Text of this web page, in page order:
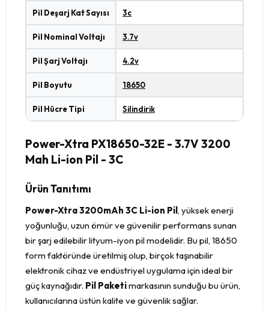
Pil Deşarj Kat Sayısı 3c
Pil Nominal Voltajı 3.7v
Pil Şarj Voltajı 4.2v
Pil Boyutu 18650
Pil Hücre Tipi Silindirik
Power-Xtra PX18650-32E - 3.7V 3200
Mah Li-ion Pil - 3C
Ürün Tanıtımı
Power-Xtra 3200mAh 3C Li-ion Pil, yüksek enerji
yoğunluğu, uzun ömür ve güvenilir performans sunan
bir şarj edilebilir lityum-iyon pil modelidir. Bu pil, 18650
form faktöründe üretilmiş olup, birçok taşınabilir
elektronik cihaz ve endüstriyel uygulama için ideal bir
güç kaynağıdır. Pil Paketimarkasının sunduğu bu ürün,
kullanıcılarına üstün kalite ve güvenlik sağlar.